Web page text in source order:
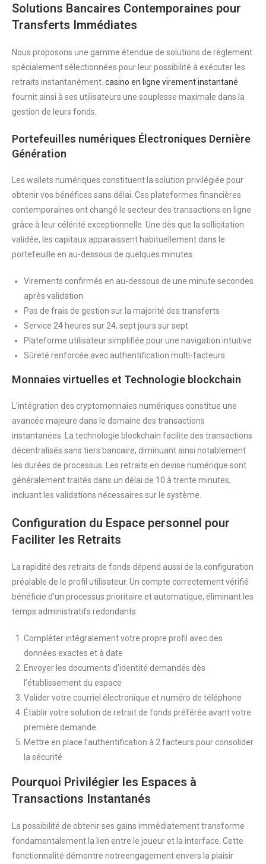
Solutions Bancaires Contemporaines pour
Transferts Immédiates
Nous proposons une gamme étendue de solutions de règlement
spécialement sélectionnées pour leur possibilité à exécuter les
retraits instantanément. casino en ligne virement instantané
fournit ainsi à ses utilisateurs une souplesse maximale dans la
gestion de leurs fonds.
Portefeuilles numériques Électroniques Dernière
Génération
Les wallets numériques constituent la solution privilégiée pour
obtenir vos bénéfices sans délai. Ces plateformes financières
contemporaines ont changé le secteur des transactions en ligne
grâce à leur célérité exceptionnelle. Une dès que la sollicitation
validée, les capitaux apparaissent habituellement dans le
portefeuille en au-dessous de quelques minutes.
Virements confirmés en au-dessous de une minute secondes
après validation
Pas de frais de gestion sur la majorité des transferts
Service 24 heures sur 24, sept jours sur sept
Plateforme utilisateur simplifiée pour une navigation intuitive
Sûreté renforcée avec authentification multi-facteurs
Monnaies virtuelles et Technologie blockchain
L’intégration des cryptomonnaies numériques constitue une
avancée majeure dans le domaine des transactions
instantanées. La technologie blockchain facilite des transactions
décentralisés sans tiers bancaire, diminuant ainsi notablement
les durées de processus. Les retraits en devise numérique sont
généralement traités dans un délai de 10 à trente minutes,
incluant les validations nécessaires sur le système.
Configuration du Espace personnel pour
Faciliter les Retraits
La rapidité des retraits de fonds dépend aussi de la configuration
préalable de le profil utilisateur. Un compte correctement vérifié
bénéficie d’un processus prioritaire et automatique, éliminant les
temps administratifs redondants.
Compléter intégralement votre propre profil avec des
données exactes et à date
Envoyer les documents d’identité demandés dès
l’établissement du espace
Valider votre courriel électronique et numéro de téléphone
Établir votre solution de retrait de fonds préférée avant votre
première demande
Mettre en place l’authentification à 2 facteurs pour consolider
la sécurité
Pourquoi Privilégier les Espaces à
Transactions Instantanés
La possibilité de obtenir ses gains immédiatement transforme
fondamentalement la lien entre le joueur et la interface. Cette
fonctionnalité démontre notreengagement envers la plaisir